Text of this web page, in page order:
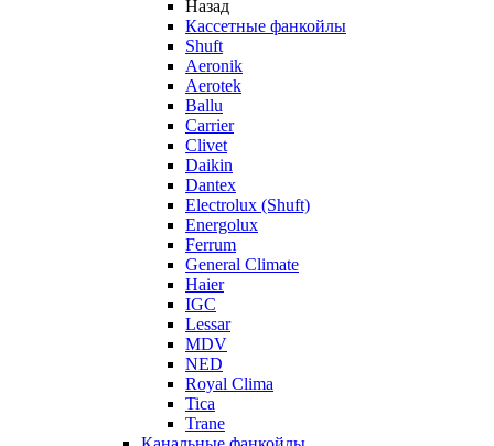
Назад
Кассетные фанкойлы
Shuft
Aeronik
Aerotek
Ballu
Carrier
Clivet
Daikin
Dantex
Electrolux (Shuft)
Energolux
Ferrum
General Climate
Haier
IGC
Lessar
MDV
NED
Royal Clima
Tica
Trane